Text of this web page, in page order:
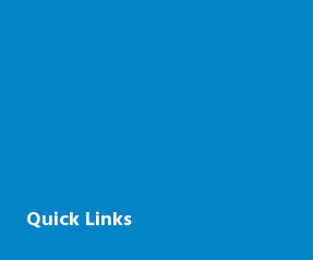
Quick Links